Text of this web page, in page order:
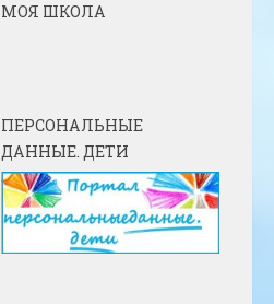
МОЯ ШКОЛА
ПЕРСОНАЛЬНЫЕ
ДАННЫЕ. ДЕТИ